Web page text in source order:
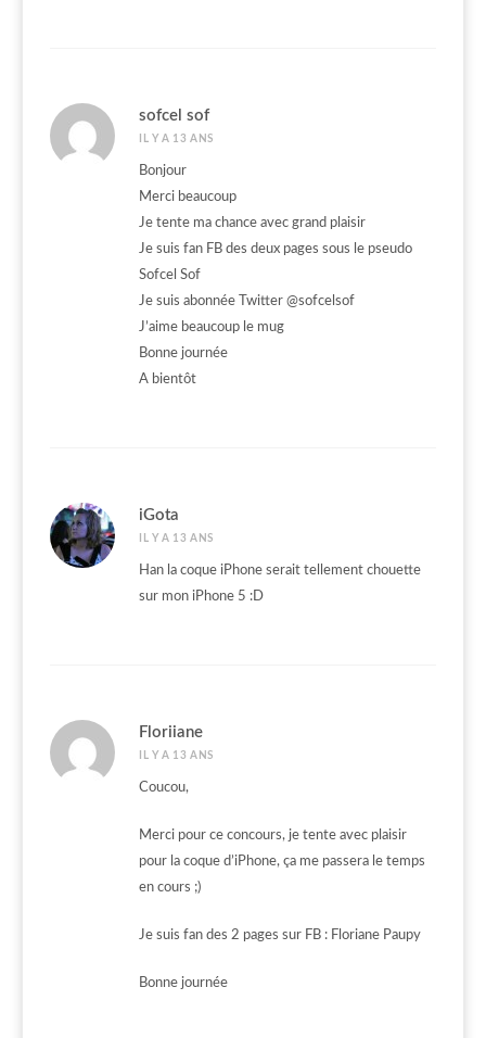
sofcel sof
IL Y A 13 ANS
Bonjour
Merci beaucoup
Je tente ma chance avec grand plaisir
Je suis fan FB des deux pages sous le pseudo
Sofcel Sof
Je suis abonnée Twitter @sofcelsof
J’aime beaucoup le mug
Bonne journée
A bientôt
iGota
IL Y A 13 ANS
Han la coque iPhone serait tellement chouette
sur mon iPhone 5 :D
Floriiane
IL Y A 13 ANS
Coucou,
Merci pour ce concours, je tente avec plaisir
pour la coque d’iPhone, ça me passera le temps
en cours ;)
Je suis fan des 2 pages sur FB : Floriane Paupy
Bonne journée